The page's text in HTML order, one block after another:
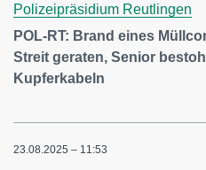
Polizeipräsidium Reutlingen
POL-RT: Brand eines
Streit geraten, Senior
Kupferkabeln
23.08.2025 – 11:53